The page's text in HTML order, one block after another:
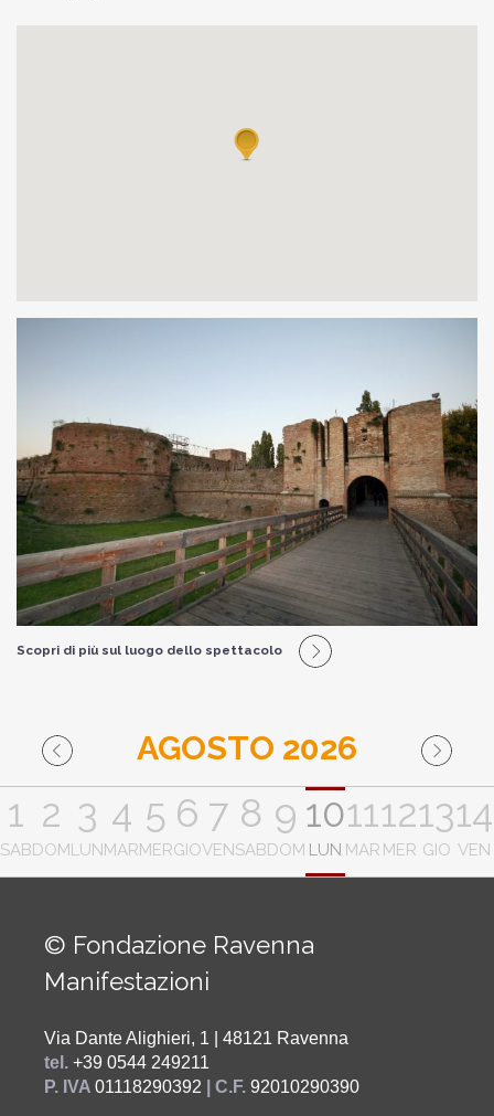
Scopri di più sul luogo dello spettacolo
AGOSTO 2026
1
SAB
2
DOM
3
LUN
4
MAR
5
MER
6
GIO
7
VEN
8
SAB
9
DOM
10
LUN
11
MAR
12
MER
13
GIO
14
VEN
© Fondazione Ravenna
Manifestazioni
Via Dante Alighieri, 1 | 48121 Ravenna
tel. +39 0544 249211
P. IVA 01118290392 | C.F. 92010290390